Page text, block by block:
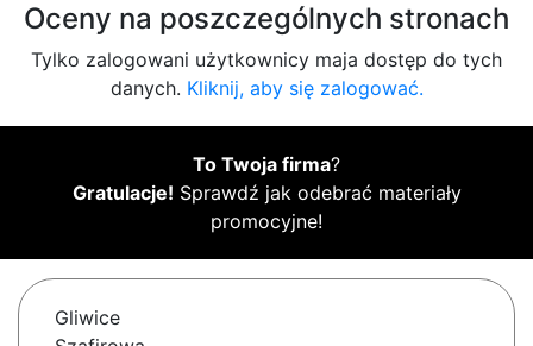
Oceny na poszczególnych stronach
Tylko zalogowani użytkownicy maja dostęp do tych
danych. Kliknij, aby się zalogować.
To Twoja firma?
Gratulacje! Sprawdź jak odebrać materiały
promocyjne!
Gliwice